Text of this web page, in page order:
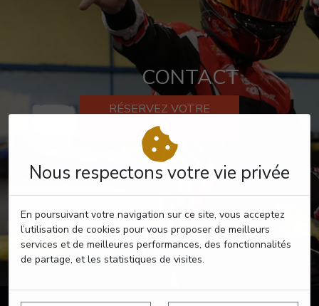
Nous respectons votre vie privée
En poursuivant votre navigation sur ce site, vous acceptez
l’utilisation de cookies pour vous proposer de meilleurs
services et de meilleures performances, des fonctionnalités
de partage, et les statistiques de visites.
CONTACT
RÉSERVEZ VOTRE
PASSAGE